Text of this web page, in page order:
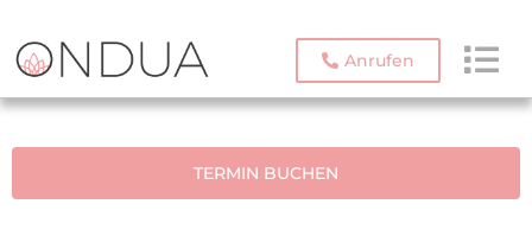
Anrufen
TERMIN BUCHEN